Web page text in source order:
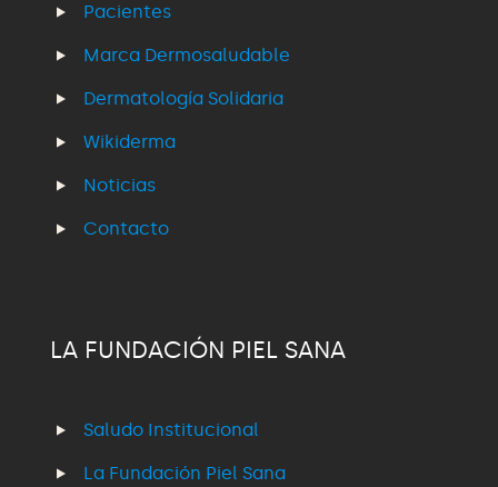
Pacientes
Marca Dermosaludable
Dermatología Solidaria
Wikiderma
Noticias
Contacto
LA FUNDACIÓN PIEL SANA
Saludo Institucional
La Fundación Piel Sana